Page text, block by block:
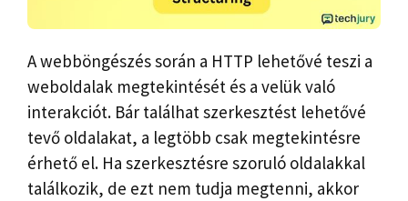
A webböngészés során a HTTP lehetővé teszi a
weboldalak megtekintését és a velük való
interakciót. Bár találhat szerkesztést lehetővé
tevő oldalakat, a legtöbb csak megtekintésre
érhető el. Ha szerkesztésre szoruló oldalakkal
találkozik, de ezt nem tudja megtenni, akkor